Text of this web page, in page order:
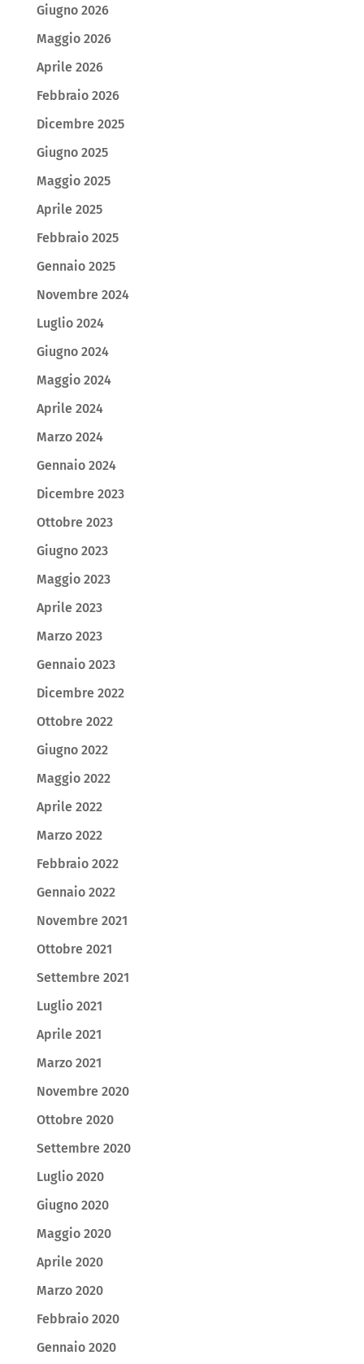
Giugno 2026
Maggio 2026
Aprile 2026
Febbraio 2026
Dicembre 2025
Giugno 2025
Maggio 2025
Aprile 2025
Febbraio 2025
Gennaio 2025
Novembre 2024
Luglio 2024
Giugno 2024
Maggio 2024
Aprile 2024
Marzo 2024
Gennaio 2024
Dicembre 2023
Ottobre 2023
Giugno 2023
Maggio 2023
Aprile 2023
Marzo 2023
Gennaio 2023
Dicembre 2022
Ottobre 2022
Giugno 2022
Maggio 2022
Aprile 2022
Marzo 2022
Febbraio 2022
Gennaio 2022
Novembre 2021
Ottobre 2021
Settembre 2021
Luglio 2021
Aprile 2021
Marzo 2021
Novembre 2020
Ottobre 2020
Settembre 2020
Luglio 2020
Giugno 2020
Maggio 2020
Aprile 2020
Marzo 2020
Febbraio 2020
Gennaio 2020